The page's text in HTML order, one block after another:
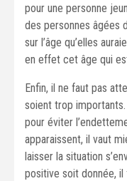
pour une personne
des personnes âgées
sur l’âge qu’elles
en effet cet âge qui
Enfin, il ne faut pas
soient trop
pour éviter
apparaissent, il vaut
laisser la situation
positive soit donnée, il